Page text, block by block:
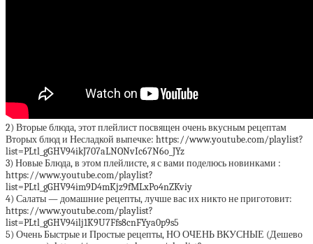
2) Вторые блюда, этот плейлист посвящен очень вкусным рецептам
Вторых блюд и Несладкой выпечке: https://www.youtube.com/playlist?
list=PLtl_gGHV94ikJ707aLNONvIc67N6o_JYz
3) Новые Блюда, в этом плейлисте, я с вами поделюсь новинками :
https://www.youtube.com/playlist?
list=PLtl_gGHV94im9D4mKjz9fMLxPo4nZKviy
4) Салаты — домашние рецепты, лучше вас их никто не приготовит:
https://www.youtube.com/playlist?
list=PLtl_gGHV94ilj1K9U7Ffs8cnFYya0p9s5
5) Очень Быстрые и Простые рецепты, НО ОЧЕНЬ ВКУСНЫЕ (Дешево